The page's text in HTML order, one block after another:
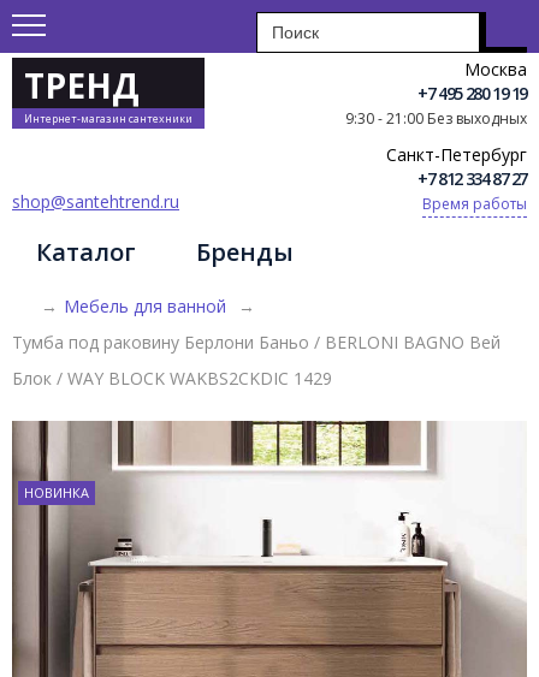
ТРЕНД
Интернет-магазин сантехники
Москва
+7 495 280 19 19
9:30 - 21:00 Без выходных
Санкт-Петербург
+7 812 334 87 27
Время работы
shop@santehtrend.ru
Каталог Бренды
→ Мебель для ванной
→
Тумба под раковину Берлони Баньо / BERLONI BAGNO Вей
Блок / WAY BLOCK WAKBS2CKDIC 1429
НОВИНКА